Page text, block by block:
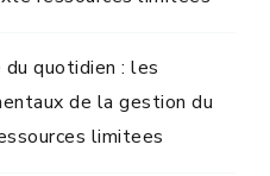
quotidien : les
de la gestion du
limitees